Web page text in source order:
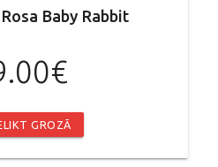
Baby Rabbit
GROZĀ